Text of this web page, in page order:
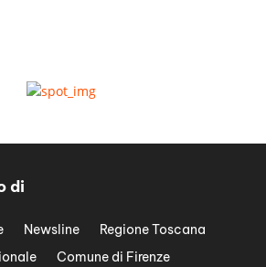
di
Newsline
Regione Toscana
Comune di Firenze